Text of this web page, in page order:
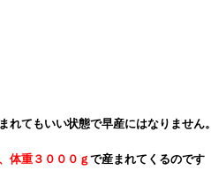
れてもいい状態で早産にはなりません。
体重３０００ｇ で産まれてくるのです